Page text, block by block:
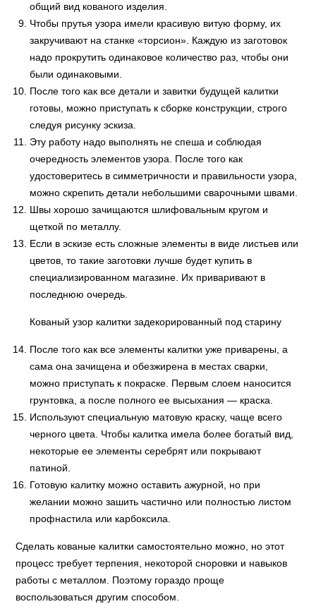
общий вид кованого изделия.
Чтобы прутья узора имели красивую витую форму, их
закручивают на станке «торсион». Каждую из заготовок
надо прокрутить одинаковое количество раз, чтобы они
были одинаковыми.
После того как все детали и завитки будущей калитки
готовы, можно приступать к сборке конструкции, строго
следуя рисунку эскиза.
Эту работу надо выполнять не спеша и соблюдая
очередность элементов узора. После того как
удостоверитесь в симметричности и правильности узора,
можно скрепить детали небольшими сварочными швами.
Швы хорошо зачищаются шлифовальным кругом и
щеткой по металлу.
Если в эскизе есть сложные элементы в виде листьев или
цветов, то такие заготовки лучше будет купить в
специализированном магазине. Их приваривают в
последнюю очередь.
Кованый узор калитки задекорированный под старину
После того как все элементы калитки уже приварены, а
сама она зачищена и обезжирена в местах сварки,
можно приступать к покраске. Первым слоем наносится
грунтовка, а после полного ее высыхания — краска.
Используют специальную матовую краску, чаще всего
черного цвета. Чтобы калитка имела более богатый вид,
некоторые ее элементы серебрят или покрывают
патиной.
Готовую калитку можно оставить ажурной, но при
желании можно зашить частично или полностью листом
профнастила или карбоксила.
Сделать кованые калитки самостоятельно можно, но этот
процесс требует терпения, некоторой сноровки и навыков
работы с металлом. Поэтому гораздо проще
воспользоваться другим способом.